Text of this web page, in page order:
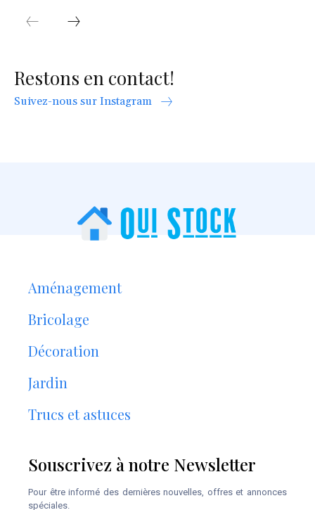
Restons en contact!
Suivez-nous sur Instagram
Aménagement
Bricolage
Décoration
Jardin
Trucs et astuces
Souscrivez à notre Newsletter
Pour être informé des dernières nouvelles, offres et annonces
spéciales.